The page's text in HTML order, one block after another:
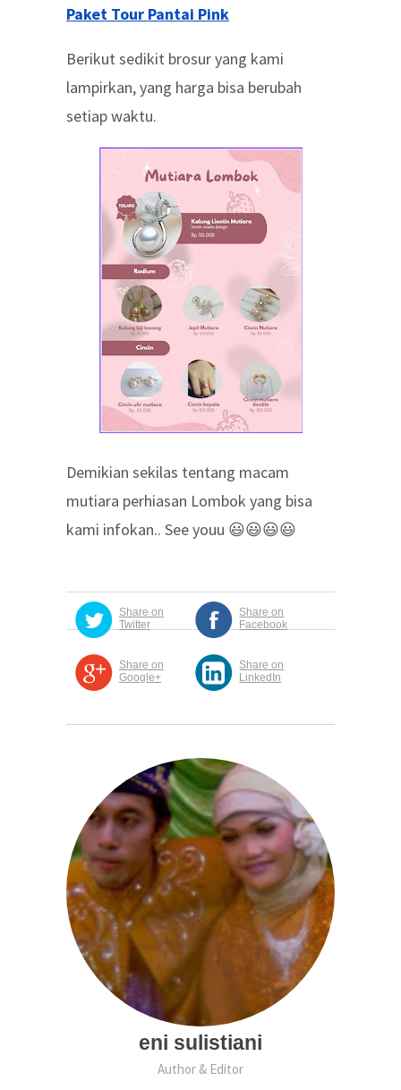
Paket Tour Pantai Pink
Berikut sedikit brosur yang kami
lampirkan, yang harga bisa berubah
setiap waktu.
Demikian sekilas tentang macam
mutiara perhiasan Lombok yang bisa
kami infokan.. See youu 😃😃😃😃
Share on
Facebook
Share on
Twitter
Share on
Google+
Share on
LinkedIn
eni sulistiani
Author & Editor